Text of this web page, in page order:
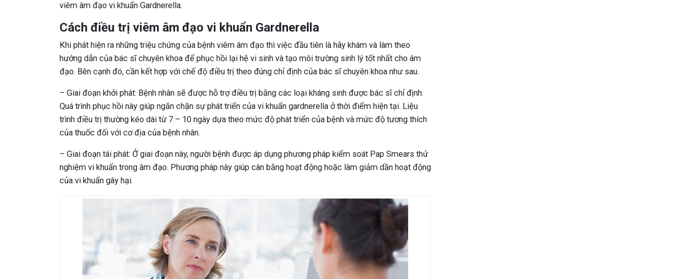
viêm âm đạo vi khuẩn Gardnerella.
Cách điều trị viêm âm đạo vi khuẩn Gardnerella
Khi phát hiện ra những triệu chứng của bệnh viêm âm đạo thì việc đầu tiên là hãy khám và làm theo
hướng dẫn của bác sĩ chuyên khoa để phục hồi lại hệ vi sinh và tạo môi trường sinh lý tốt nhất cho âm
đạo. Bên cạnh đó, cần kết hợp với chế độ điều trị theo đúng chỉ định của bác sĩ chuyên khoa như sau.
– Giai đoạn khởi phát: Bệnh nhân sẽ được hỗ trợ điều trị bằng các loại kháng sinh được bác sĩ chỉ định.
Quá trình phục hồi này giúp ngăn chặn sự phát triển của vi khuẩn gardnerella ở thời điểm hiện tại. Liệu
trình điều trị thường kéo dài từ 7 – 10 ngày dựa theo mức độ phát triển của bệnh và mức độ tương thích
của thuốc đối với cơ địa của bệnh nhân.
– Giai đoạn tái phát: Ở giai đoạn này, người bệnh được áp dụng phương pháp kiểm soát Pap Smears thử
nghiệm vi khuẩn trong âm đạo. Phương pháp này giúp cân bằng hoạt động hoặc làm giảm dần hoạt động
của vi khuẩn gây hại.